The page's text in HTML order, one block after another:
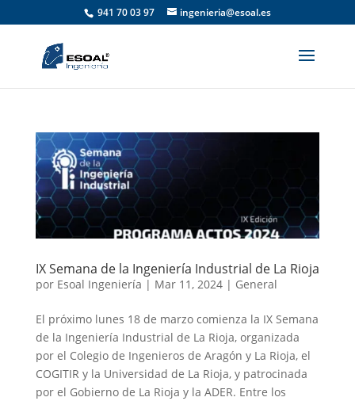
941 70 03 97 ingenieria@esoal.es
IX Semana de la Ingeniería Industrial de La Rioja
por Esoal Ingeniería | Mar 11, 2024| General
El próximo lunes 18 de marzo comienza la IX Semana
de la Ingeniería Industrial de La Rioja, organizada
por el Colegio de Ingenieros de Aragón y La Rioja, el
COGITIR y la Universidad de La Rioja, y patrocinada
por el Gobierno de La Rioja y la ADER. Entre los